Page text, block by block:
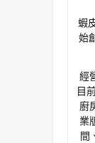
蝦
始
經
目
廚
業
間